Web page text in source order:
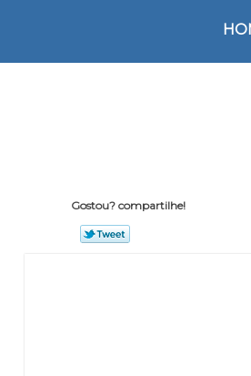
Gostou? compartilhe!